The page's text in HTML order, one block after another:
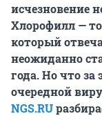
исчезновение
Хлорофилл —
который
неожиданно
года. Но что за
очередной
NGS.RU